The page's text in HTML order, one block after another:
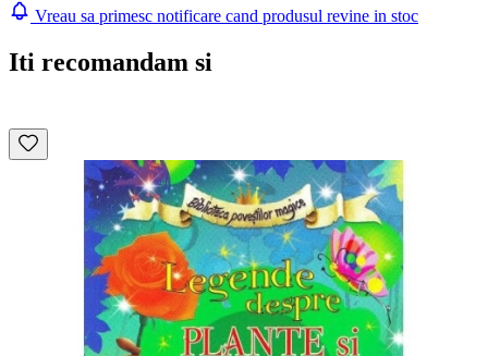
Vreau sa primesc notificare cand produsul revine in stoc
Iti recomandam si